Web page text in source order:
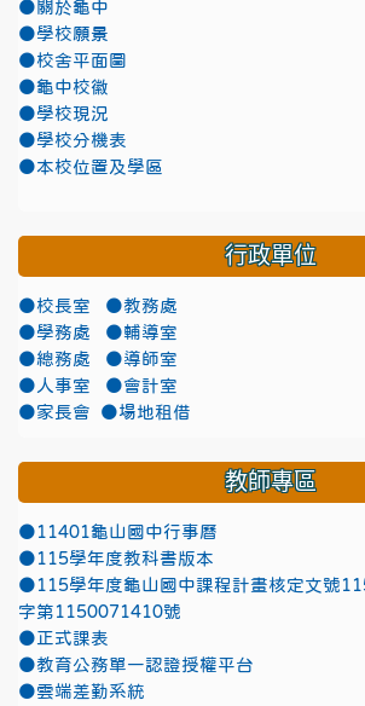
●關於龜中
●學校願景
●校舍平面圖
●龜中校徽
●學校現況
●學校分機表
●本校位置及學區
行政單位
●校長室
●教務處
●學務處
●輔導室
●總務處
●導師室
●人事室
●會計室
●家長會
●場地租借
教師專區
●11401龜山國中行事曆
●115學年度教科書版本
●115學年度龜山國中課程計畫核定文號
字第1150071410號
●正式課表
●教育公務單一認證授權平台
●雲端差勤系統